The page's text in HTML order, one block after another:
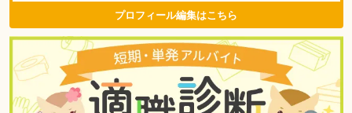
プロフィール編集はこちら